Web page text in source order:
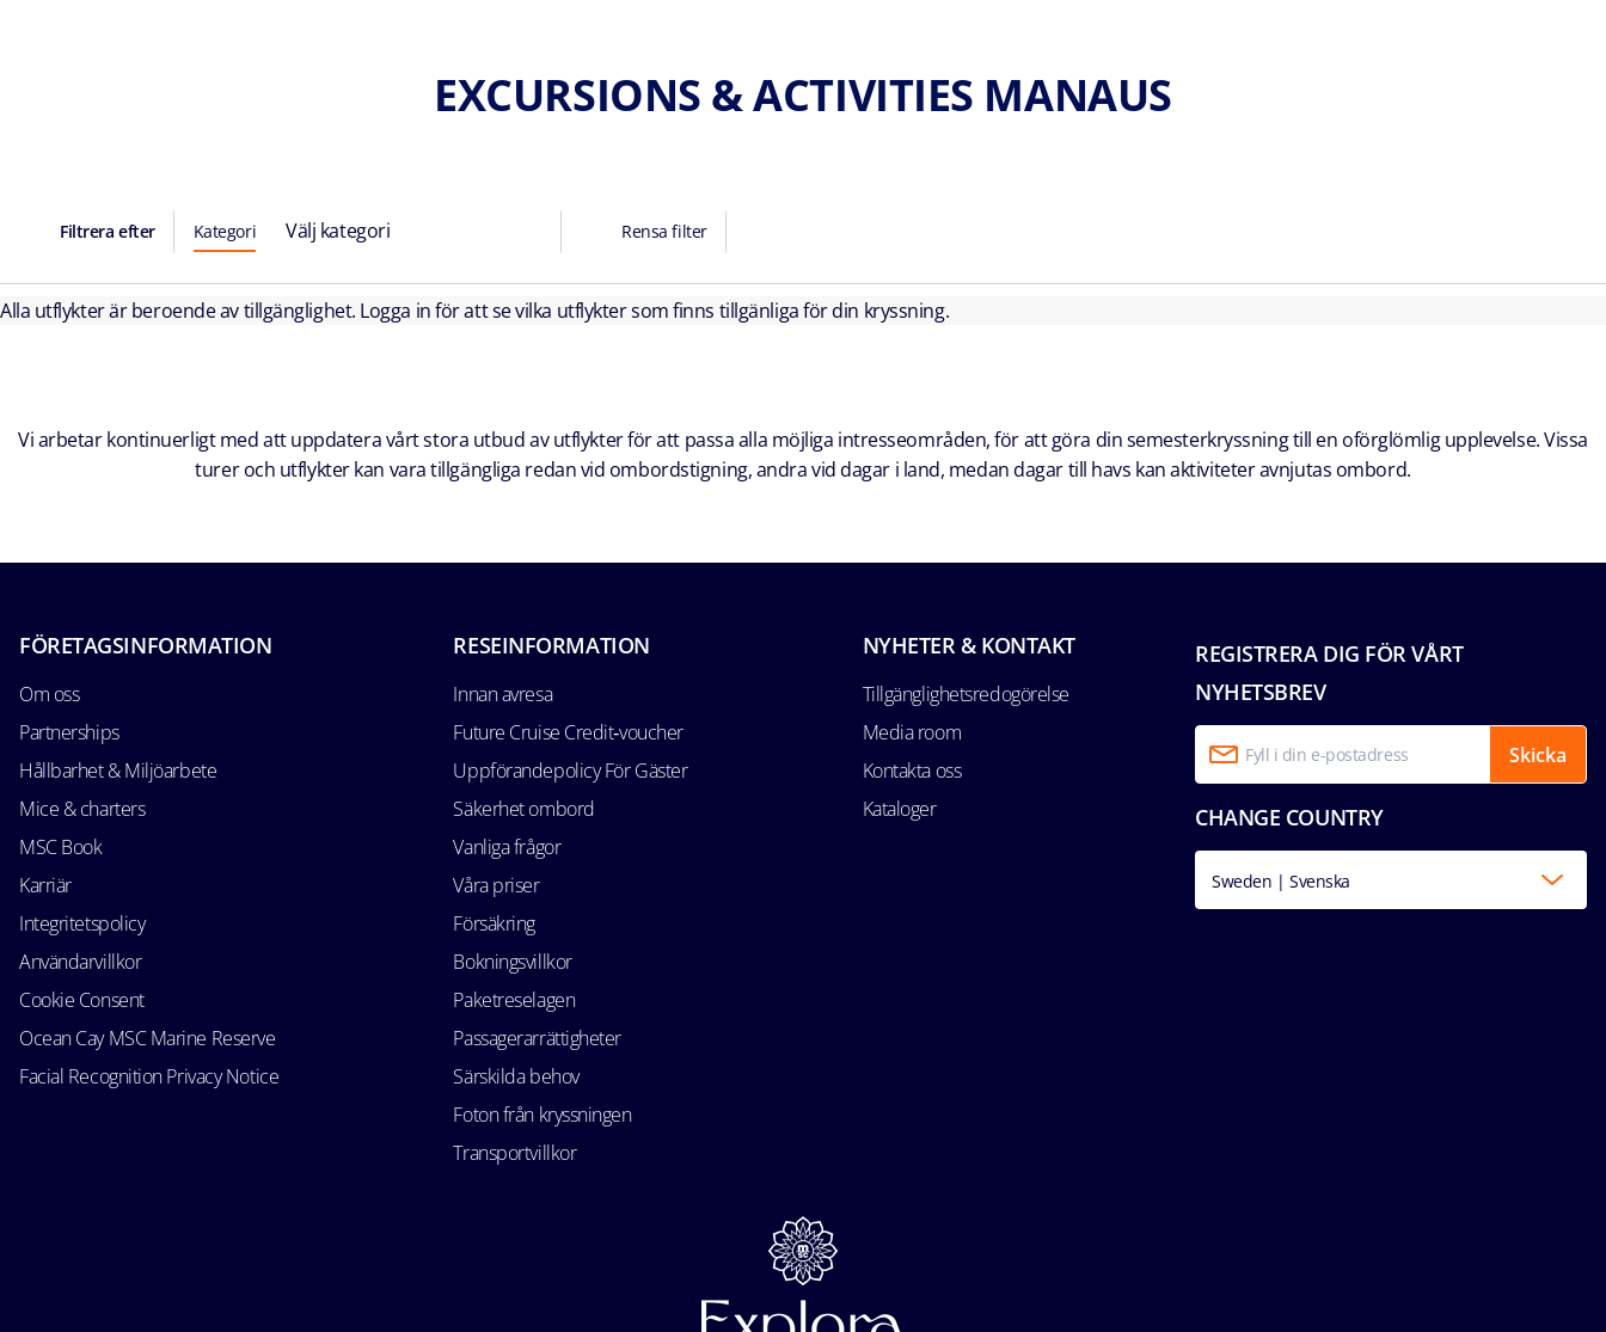
EXCURSIONS & ACTIVITIES MANAUS
Filtrera efter Kategori Välj kategori Rensa filter
Alla utflykter är beroende av tillgänglighet. Logga in för att se vilka utflykter som finns tillgänliga för din kryssning.
Vi arbetar kontinuerligt med att uppdatera vårt stora utbud av utflykter för att passa alla möjliga intresseområden, för att göra din semesterkryssning till en oförglömlig upplevelse. Vissa
turer och utflykter kan vara tillgängliga redan vid ombordstigning, andra vid dagar i land, medan dagar till havs kan aktiviteter avnjutas ombord.
REGISTRERA DIG FÖR VÅRT
NYHETSBREV
Skicka
CHANGE COUNTRY
Sweden | Svenska
FÖRETAGSINFORMATION
Om oss
Partnerships
Hållbarhet & Miljöarbete
Mice & charters
MSC Book
Karriär
Integritetspolicy
Användarvillkor
Cookie Consent
Ocean Cay MSC Marine Reserve
Facial Recognition Privacy Notice
RESEINFORMATION
Innan avresa
Future Cruise Credit‑voucher
Uppförandepolicy För Gäster
Säkerhet ombord
Vanliga frågor
Våra priser
Försäkring
Bokningsvillkor
Paketreselagen
Passagerarrättigheter
Särskilda behov
Foton från kryssningen
Transportvillkor
NYHETER & KONTAKT
Tillgänglighetsredogörelse
Media room
Kontakta oss
Kataloger